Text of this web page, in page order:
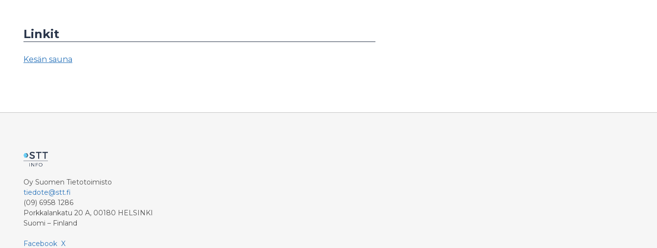
Linkit
Kesän sauna
Oy Suomen Tietotoimisto
tiedote@stt.fi
(09) 6958 1286
Porkkalankatu 20 A, 00180 HELSINKI
Suomi – Finland
Facebook X